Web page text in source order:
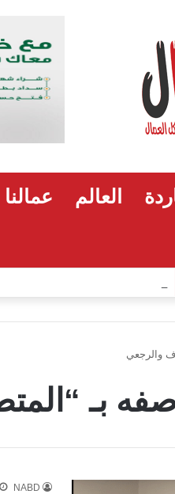
العالم عمالنا
والرجعي
بـ
NABD